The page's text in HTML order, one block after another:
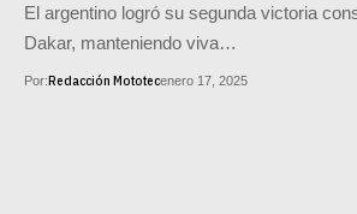
NOTICIAS
INTERNACIONALES
El argentino logró su segunda victoria
Dakar, manteniendo viva…
Por:Redacción Mototecenero 17, 2025